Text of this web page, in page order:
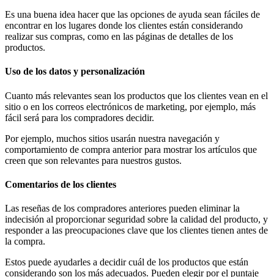
Es una buena idea hacer que las opciones de ayuda sean fáciles de
encontrar en los lugares donde los clientes están considerando
realizar sus compras, como en las páginas de detalles de los
productos.
Uso de los datos y personalización
Cuanto más relevantes sean los productos que los clientes vean en el
sitio o en los correos electrónicos de marketing, por ejemplo, más
fácil será para los compradores decidir.
Por ejemplo, muchos sitios usarán nuestra navegación y
comportamiento de compra anterior para mostrar los artículos que
creen que son relevantes para nuestros gustos.
Comentarios de los clientes
Las reseñas de los compradores anteriores pueden eliminar la
indecisión al proporcionar seguridad sobre la calidad del producto, y
responder a las preocupaciones clave que los clientes tienen antes de
la compra.
Estos puede ayudarles a decidir cuál de los productos que están
considerando son los más adecuados. Pueden elegir por el puntaje